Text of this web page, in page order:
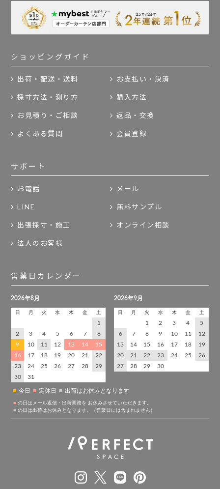
ショッピングガイド
出荷・配送・送料 お支払い・決済
採寸方法・測り方 購入方法
お見積り・ご相談 返品・交換
よくある質問 会員登録
サポート
お電話 メール
LINE 無料サンプル
出張採寸・施工 オンライン相談
法人のお客様
営業日カレンダー